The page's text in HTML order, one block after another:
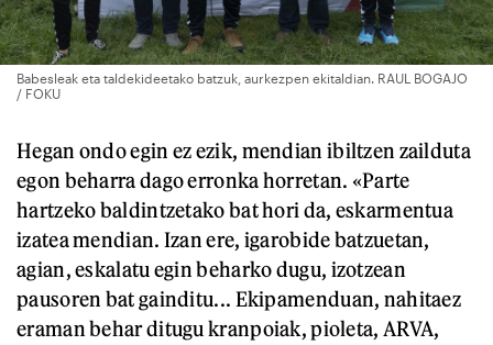
Babesleak eta taldekideetako batzuk, aurkezpen ekitaldian. RAUL BOGAJO
/ FOKU
Hegan ondo egin ez ezik, mendian ibiltzen zailduta
egon beharra dago erronka horretan. «Parte
hartzeko baldintzetako bat hori da, eskarmentua
izatea mendian. Izan ere, igarobide batzuetan,
agian, eskalatu egin beharko dugu, izotzean
pausoren bat gainditu... Ekipamenduan, nahitaez
eraman behar ditugu kranpoiak, pioleta, ARVA,